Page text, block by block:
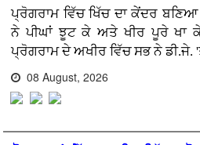
ਪ੍ਰੋਗਰਾਮ ਵਿੱਚ ਖਿੱਚ ਦਾ ਕੇਂਦਰ
ਨੇ ਪੀਘਾਂ ਝੂਟ ਕੇ ਅਤੇ ਖੀਰ ਪੂਰੇ ਖਾ
ਪ੍ਰੋਗਰਾਮ ਦੇ ਅਖੀਰ ਵਿੱਚ ਸਭ ਨੇ
08 August, 2026